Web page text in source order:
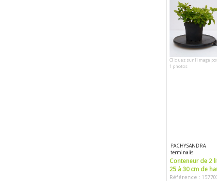
Cliquez sur l'image
1 photos
PACHYSANDRA
terminalis
Conteneur de 2
25 à 30 cm de
Référence :